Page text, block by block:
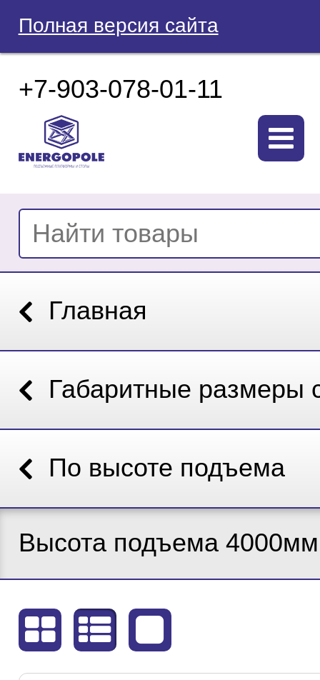
Полная версия сайта
+7-903-078-01-11
Главная
Габаритные размеры
По высоте подъема
Высота подъема 4000мм